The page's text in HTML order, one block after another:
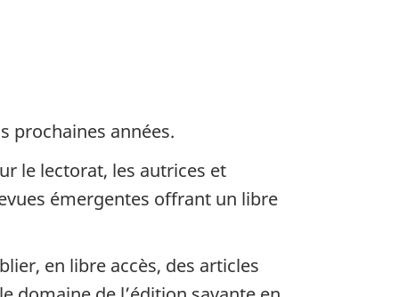
prochaines années.
le lectorat, les autrices et
émergentes offrant un libre
en libre accès, des articles